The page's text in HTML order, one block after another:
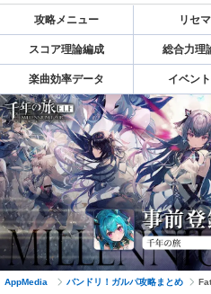
攻略メニュー リセ
スコア理論編成 総合力理
楽曲効率データ イベン
AppMedia バンドリ！ガルパ攻略まとめ